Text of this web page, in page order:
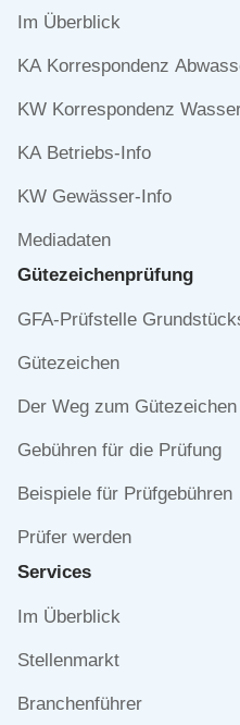
Navigation
Im Überblick
KA Korrespondenz
KW Korrespondenz
KA Betriebs-Info
KW Gewässer-Info
Mediadaten
Gütezeichen­prüfung
Navigation
GFA-Prüfstelle
Gütezeichen
Der Weg zum Gütezeichen
Gebühren für die Prüfung
Beispiele für Prüfgebühren
Prüfer werden
Services
Navigation
Im Überblick
Stellenmarkt
Branchenführer